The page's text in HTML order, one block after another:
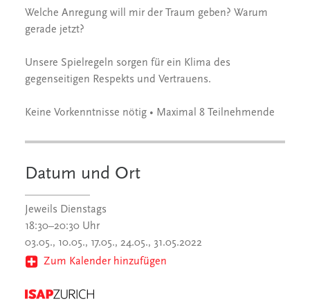
Welche Anregung will mir der Traum geben? Warum
gerade jetzt?
Unsere Spielregeln sorgen für ein Klima des
gegenseitigen Respekts und Vertrauens.
Keine Vorkenntnisse nötig • Maximal 8 Teilnehmende
Datum und Ort
Jeweils Dienstags
18:30–20:30 Uhr
03.05., 10.05., 17.05., 24.05., 31.05.2022
Zum Kalender hinzufügen